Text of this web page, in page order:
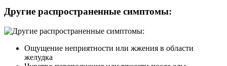
Другие распространенные симптомы:
Ощущение неприятности или жжения в области
желудка